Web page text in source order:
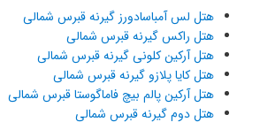
هتل لس آمباسادورز گیرنه قبرس شمالی
هتل راکس گیرنه قبرس شمالی
هتل آرکین کلونی گیرنه قبرس شمالی
هتل کایا پلازو گیرنه قبرس شمالی
هتل آرکین پالم بیچ فاماگوستا قبرس شمالی
هتل دوم گیرنه قبرس شمالی